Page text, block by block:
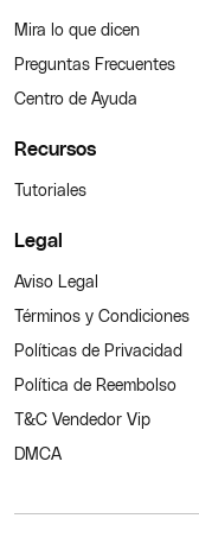
Mira lo que dicen
Preguntas Frecuentes
Centro de Ayuda
Recursos
Tutoriales
Legal
Aviso Legal
Términos y Condiciones
Políticas de Privacidad
Política de Reembolso
T&C Vendedor Vip
DMCA